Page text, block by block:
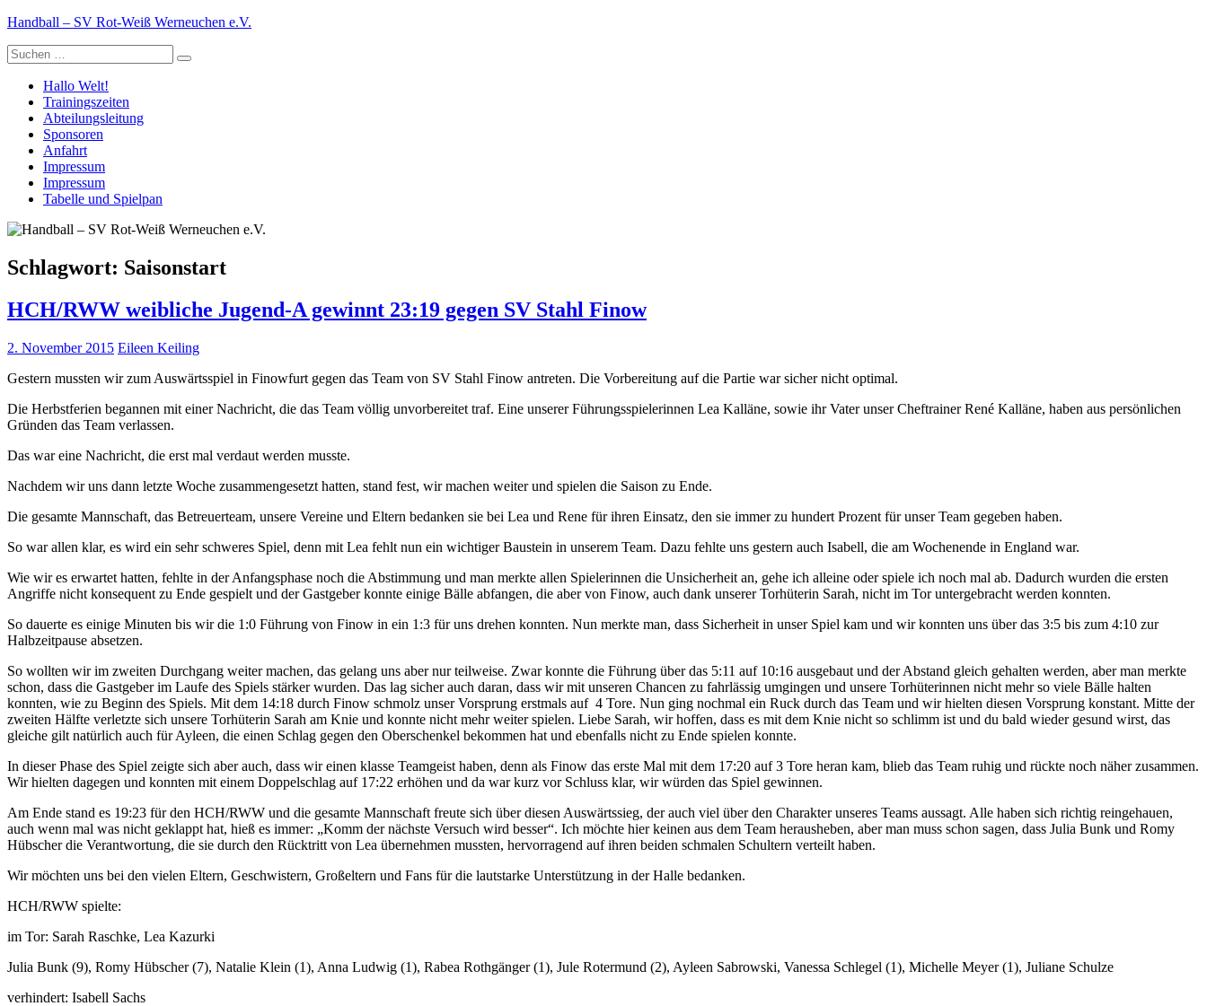
Zum
springen
Handball – SV Rot-Weiß Werneuchen e.V.
Suche
nach:
Hallo Welt!
Trainingszeiten
Abteilungsleitung
Sponsoren
Anfahrt
Impressum
Impressum
Tabelle und Spielpan
Schlagwort: Saisonstart
HCH/RWW weibliche Jugend-A gewinnt 23:19 gegen SV Stahl Finow
2. November 2015 Eileen Keiling
Gestern mussten wir zum Auswärtsspiel in Finowfurt gegen das Team von SV Stahl Finow antreten. Die Vorbereitung auf die Partie war sicher nicht optimal.
Die Herbstferien begannen mit einer Nachricht, die das Team völlig unvorbereitet traf. Eine unserer Führungsspielerinnen Lea Kalläne, sowie ihr Vater unser Cheftrainer René Kalläne, haben aus persönlichen
Gründen das Team verlassen.
Das war eine Nachricht, die erst mal verdaut werden musste.
Nachdem wir uns dann letzte Woche zusammengesetzt hatten, stand fest, wir machen weiter und spielen die Saison zu Ende.
Die gesamte Mannschaft, das Betreuerteam, unsere Vereine und Eltern bedanken sie bei Lea und Rene für ihren Einsatz, den sie immer zu hundert Prozent für unser Team gegeben haben.
So war allen klar, es wird ein sehr schweres Spiel, denn mit Lea fehlt nun ein wichtiger Baustein in unserem Team. Dazu fehlte uns gestern auch Isabell, die am Wochenende in England war.
Wie wir es erwartet hatten, fehlte in der Anfangsphase noch die Abstimmung und man merkte allen Spielerinnen die Unsicherheit an, gehe ich alleine oder spiele ich noch mal ab. Dadurch wurden die ersten
Angriffe nicht konsequent zu Ende gespielt und der Gastgeber konnte einige Bälle abfangen, die aber von Finow, auch dank unserer Torhüterin Sarah, nicht im Tor untergebracht werden konnten.
So dauerte es einige Minuten bis wir die 1:0 Führung von Finow in ein 1:3 für uns drehen konnten. Nun merkte man, dass Sicherheit in unser Spiel kam und wir konnten uns über das 3:5 bis zum 4:10 zur
Halbzeitpause absetzen.
So wollten wir im zweiten Durchgang weiter machen, das gelang uns aber nur teilweise. Zwar konnte die Führung über das 5:11 auf 10:16 ausgebaut und der Abstand gleich gehalten werden, aber man merkte
schon, dass die Gastgeber im Laufe des Spiels stärker wurden. Das lag sicher auch daran, dass wir mit unseren Chancen zu fahrlässig umgingen und unsere Torhüterinnen nicht mehr so viele Bälle halten
konnten, wie zu Beginn des Spiels. Mit dem 14:18 durch Finow schmolz unser Vorsprung erstmals auf 4 Tore. Nun ging nochmal ein Ruck durch das Team und wir hielten diesen Vorsprung konstant. Mitte der
zweiten Hälfte verletzte sich unsere Torhüterin Sarah am Knie und konnte nicht mehr weiter spielen. Liebe Sarah, wir hoffen, dass es mit dem Knie nicht so schlimm ist und du bald wieder gesund wirst, das
gleiche gilt natürlich auch für Ayleen, die einen Schlag gegen den Oberschenkel bekommen hat und ebenfalls nicht zu Ende spielen konnte.
In dieser Phase des Spiel zeigte sich aber auch, dass wir einen klasse Teamgeist haben, denn als Finow das erste Mal mit dem 17:20 auf 3 Tore heran kam, blieb das Team ruhig und rückte noch näher zusammen.
Wir hielten dagegen und konnten mit einem Doppelschlag auf 17:22 erhöhen und da war kurz vor Schluss klar, wir würden das Spiel gewinnen.
Am Ende stand es 19:23 für den HCH/RWW und die gesamte Mannschaft freute sich über diesen Auswärtssieg, der auch viel über den Charakter unseres Teams aussagt. Alle haben sich richtig reingehauen,
auch wenn mal was nicht geklappt hat, hieß es immer: „Komm der nächste Versuch wird besser“. Ich möchte hier keinen aus dem Team herausheben, aber man muss schon sagen, dass Julia Bunk und Romy
Hübscher die Verantwortung, die sie durch den Rücktritt von Lea übernehmen mussten, hervorragend auf ihren beiden schmalen Schultern verteilt haben.
Wir möchten uns bei den vielen Eltern, Geschwistern, Großeltern und Fans für die lautstarke Unterstützung in der Halle bedanken.
HCH/RWW spielte:
im Tor: Sarah Raschke, Lea Kazurki
Julia Bunk (9), Romy Hübscher (7), Natalie Klein (1), Anna Ludwig (1), Rabea Rothgänger (1), Jule Rotermund (2), Ayleen Sabrowski, Vanessa Schlegel (1), Michelle Meyer (1), Juliane Schulze
verhindert: Isabell Sachs